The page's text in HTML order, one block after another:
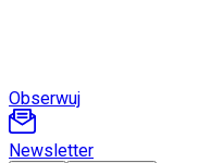
Obserwuj
Newsletter